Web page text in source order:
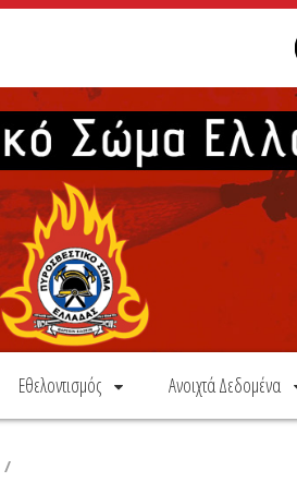
Εθελοντισμός Ανοιχτά Δεδομένα
/